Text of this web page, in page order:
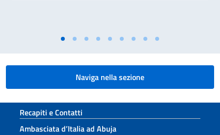
Naviga nella sezione
Sezione footer
Recapiti e Contatti
Ambasciata d’Italia ad Abuja